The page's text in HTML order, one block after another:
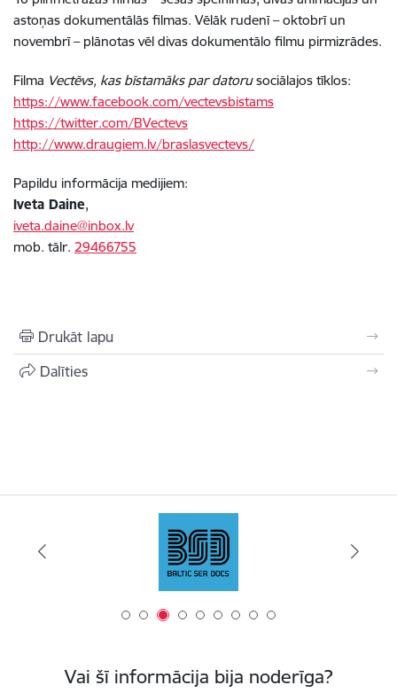
astoņas dokumentālās filmas. Vēlāk rudenī – oktobrī un
novembrī – plānotas vēl divas dokumentālo filmu pirmizrādes.
Filma Vectēvs, kas bīstamāks par datorusociālajos tīklos:
https://www.facebook.com/vectevsbistams
https://twitter.com/BVectevs
http://www.draugiem.lv/braslasvectevs/
Papildu informācija medijiem:
Iveta Daine,
iveta.daine@inbox.lv
mob. tālr. 29466755
Drukāt lapu
Dalīties
Vai šī informācija bija noderīga?